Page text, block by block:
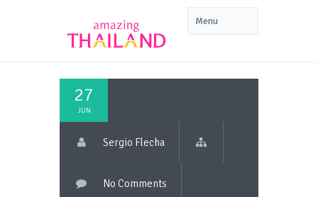
27
JUN
Sergio Flecha
No Comments